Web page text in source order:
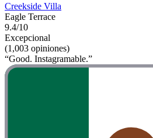
Creekside Villa
Eagle Terrace
9.4/10
Excepcional
(1,003 opiniones)
“Good. Instagramable.”